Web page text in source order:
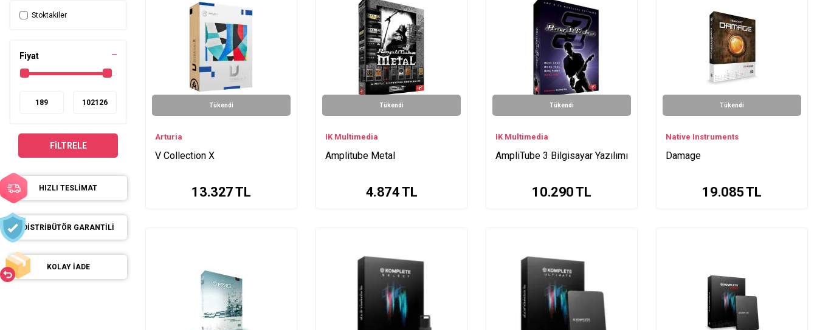
SampleTron Enstrüman
V Collection Series
Stoktakiler
Fiyat
FILTRELE
HIZLI TESLİMAT
DİSTRİBÜTÖR GARANTİLİ
KOLAY İADE
Tükendi
Arturia
V Collection X
13.327TL
Tükendi
IK Multimedia
Amplitube Metal
4.874TL
Tükendi
IK Multimedia
AmpliTube 3 Bilgisayar Yazılımı
10.290TL
Tükendi
Native Instruments
Damage
19.085TL